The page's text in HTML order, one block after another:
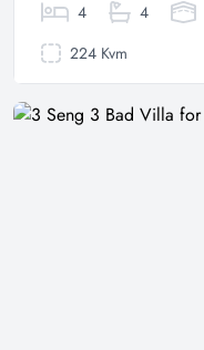
4 4
224 Kvm